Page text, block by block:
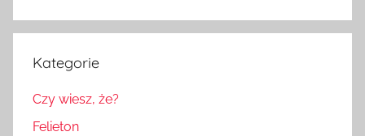
Kategorie
Czy wiesz, że?
Felieton